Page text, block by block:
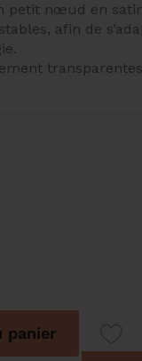
petit nœud en
afin de
transparentes
panier